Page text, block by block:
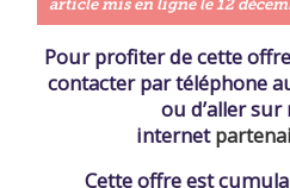
article mis en ligne le 12
Pour profiter de cette
contacter par téléphone
ou d’aller
internet
Cette offre est